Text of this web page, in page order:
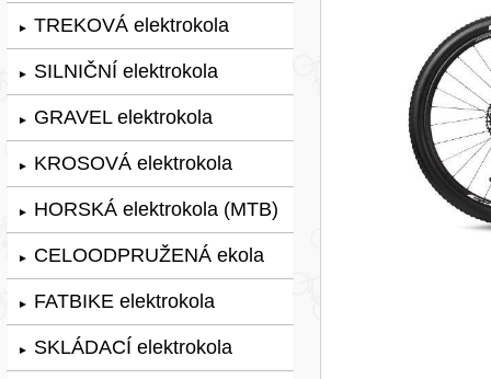
► TREKOVÁ elektrokola
► SILNIČNÍ elektrokola
► GRAVEL elektrokola
► KROSOVÁ elektrokola
► HORSKÁ elektrokola (MTB)
► CELOODPRUŽENÁ ekola
► FATBIKE elektrokola
► SKLÁDACÍ elektrokola